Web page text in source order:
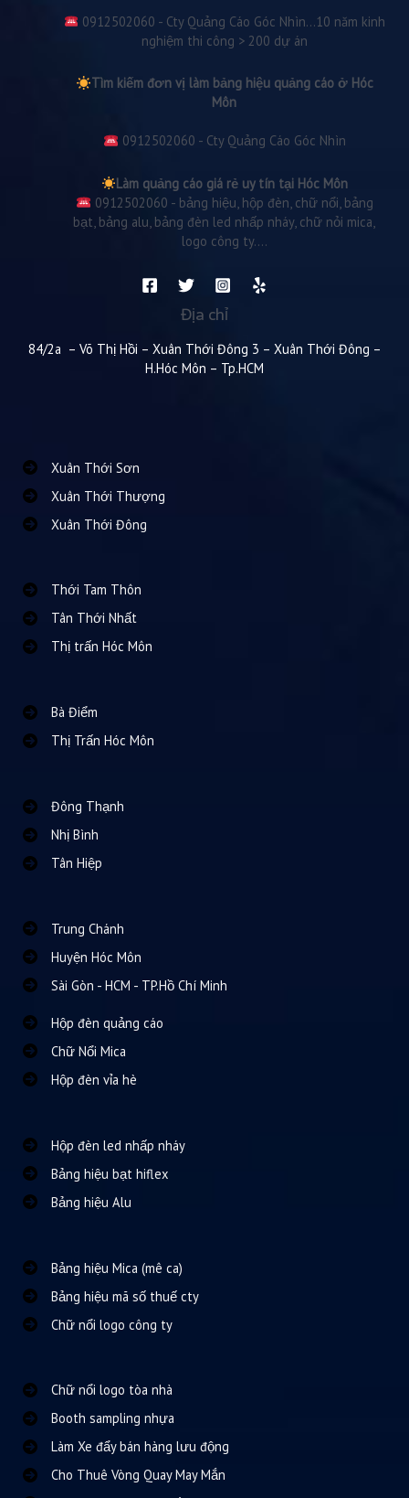
0912502060 - Cty Quảng Cáo Góc Nhìn...10 năm kinh
nghiệm thi công > 200 dự án
Tìm kiếm đơn vị làm bảng hiệu quảng cáo ở Hóc
Môn
0912502060 - Cty Quảng Cáo Góc Nhìn
Làm quảng cáo giá rẻ uy tín tại Hóc Môn
0912502060 - bảng hiệu, hộp đèn, chữ nổi, bảng
bạt, bảng alu, bảng đèn led nhấp nháy, chữ nỏi mica,
logo công ty....
Địa chỉ
84/2a – Võ Thị Hồi – Xuân Thới Đông 3 – Xuân Thới Đông –
H.Hóc Môn – Tp.HCM
Xuân Thới Sơn
Xuân Thới Thượng
Xuân Thới Đông
Thới Tam Thôn
Tân Thới Nhất
Thị trấn Hóc Môn
Bà Điểm
Thị Trấn Hóc Môn
Đông Thạnh
Nhị Bình
Tân Hiệp
Trung Chánh
Huyện Hóc Môn
Sài Gòn - HCM - TP.Hồ Chí Minh
Hộp đèn quảng cáo
Chữ Nổi Mica
Hộp đèn vỉa hè
Hộp đèn led nhấp nháy
Bảng hiệu bạt hiflex
Bảng hiệu Alu
Bảng hiệu Mica (mê ca)
Bảng hiệu mã số thuế cty
Chữ nổi logo công ty
Chữ nổi logo tòa nhà
Booth sampling nhựa
Làm Xe đẩy bán hàng lưu động
Cho Thuê Vòng Quay May Mắn